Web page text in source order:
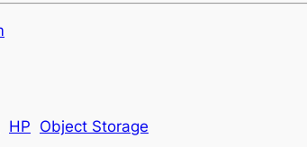
HP Object Storage